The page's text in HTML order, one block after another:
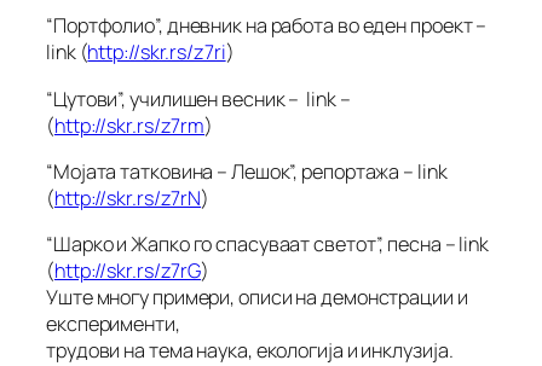
“Портфолио”, дневник на работа во еден проект –
link (http://skr.rs/z7ri)
“Цутови”, училишен весник – link –
(http://skr.rs/z7rm)
“Мојата татковина – Лешок”, репортажа – link
(http://skr.rs/z7rN)
“Шарко и Жапко го спасуваат светот”, песна – link
(http://skr.rs/z7rG)
Уште многу примери, описи на демонстрации и
експерименти,
трудови на тема наука, екологија и инклузија.